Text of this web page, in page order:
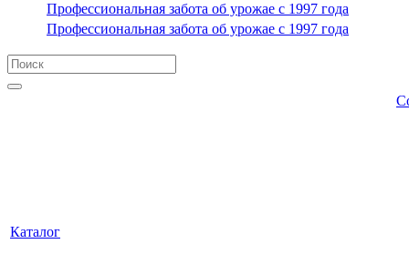
Профессиональная забота об урожае с 1997 года
Профессиональная забота об урожае с 1997 года
Каталог